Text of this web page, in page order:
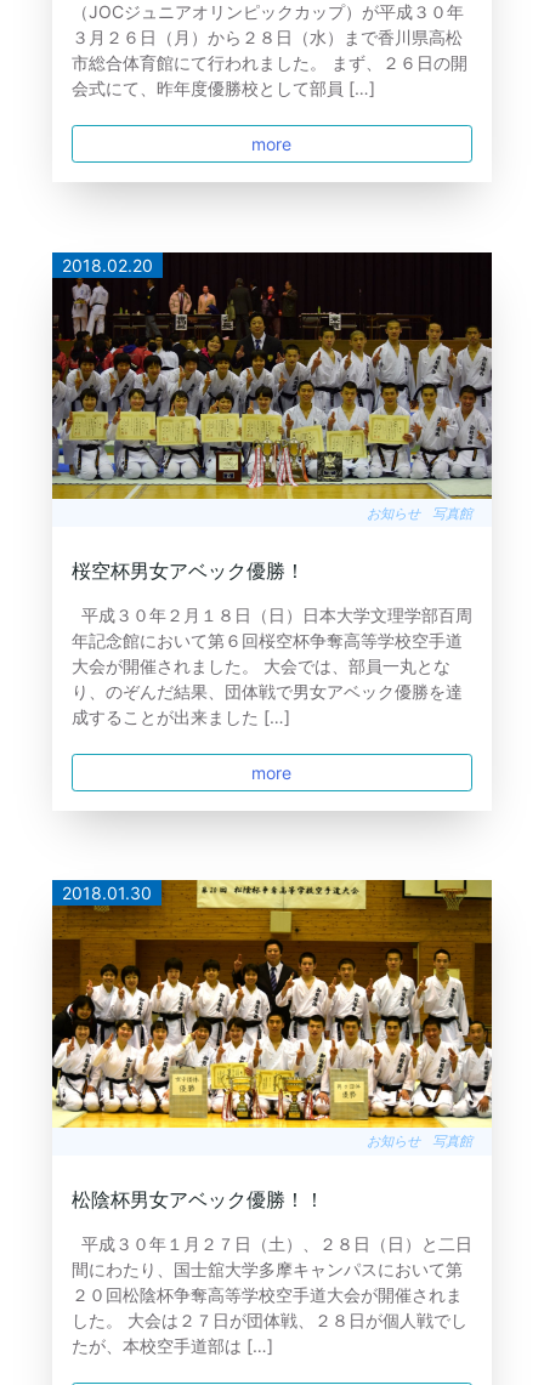
（JOCジュニアオリンピックカップ）が平成３０年
３月２６日（月）から２８日（水）まで香川県高松
市総合体育館にて行われました。 まず、２６日の開
会式にて、昨年度優勝校として部員 […]
more
2018.02.20
お知らせ 写真館
桜空杯男女アベック優勝！
平成３０年２月１８日（日）日本大学文理学部百周
年記念館において第６回桜空杯争奪高等学校空手道
大会が開催されました。 大会では、部員一丸とな
り、のぞんだ結果、団体戦で男女アベック優勝を達
成することが出来ました […]
more
2018.01.30
お知らせ 写真館
松陰杯男女アベック優勝！！
平成３０年１月２７日（土）、２８日（日）と二日
間にわたり、国士舘大学多摩キャンパスにおいて第
２０回松陰杯争奪高等学校空手道大会が開催されま
した。 大会は２７日が団体戦、２８日が個人戦でし
たが、本校空手道部は […]